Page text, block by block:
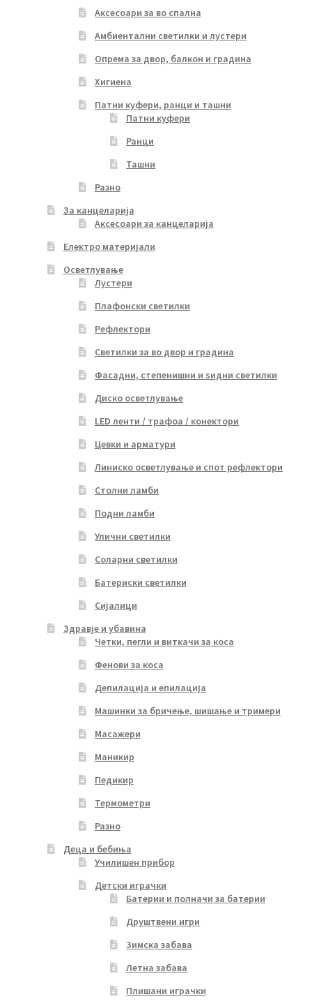
Аксесоари за во спална
Амбиентални светилки и лустери
Опрема за двор, балкон и градина
Хигиена
Патни куфери, ранци и ташни
Патни куфери
Ранци
Ташни
Разно
За канцеларија
Аксесоари за канцеларија
Електро материјали
Осветлување
Лустери
Плафонски светилки
Рефлектори
Светилки за во двор и градина
Фасадни, степенишни и ѕидни светилки
Диско осветлување
LED ленти / трафоа / конектори
Цевки и арматури
Линиско осветлување и спот рефлектори
Столни ламби
Подни ламби
Улични светилки
Соларни светилки
Батериски светилки
Сијалици
Здравје и убавина
Четки, пегли и виткачи за коса
Фенови за коса
Депилација и епилација
Машинки за бричење, шишање и тримери
Масажери
Маникир
Педикир
Термометри
Разно
Деца и бебиња
Училишен прибор
Детски играчки
Батерии и полначи за батерии
Друштвени игри
Зимска забава
Летна забава
Плишани играчки